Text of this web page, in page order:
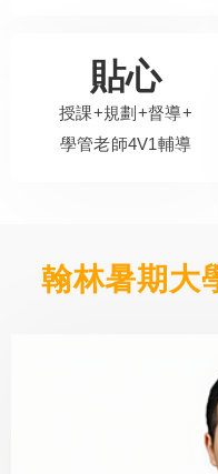
貼心
授課+規劃+督導+
學管老師4V1輔導
翰林暑期大